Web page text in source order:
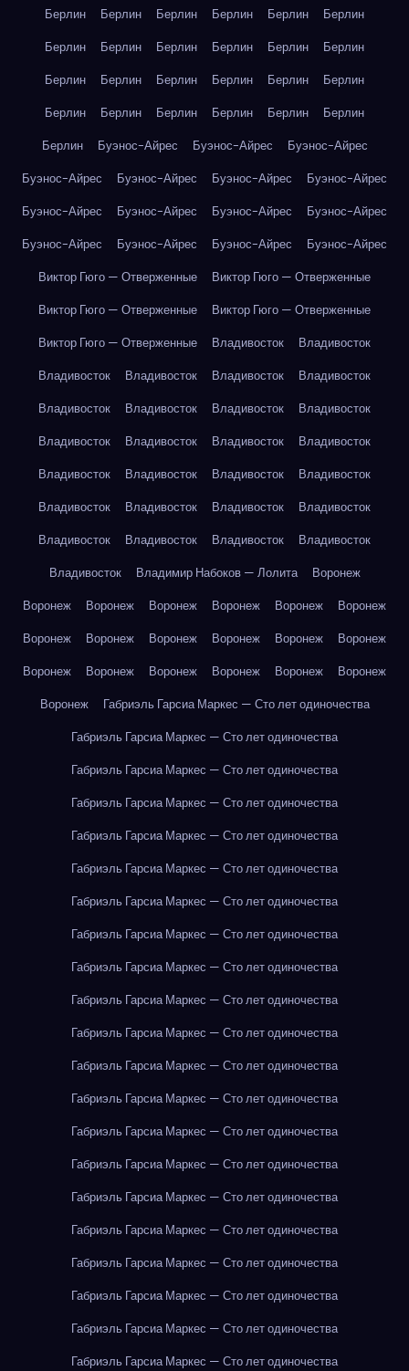
Берлин Берлин Берлин Берлин Берлин
Берлин
Берлин
Берлин Берлин Берлин Берлин
Берлин
Берлин
Берлин Берлин Берлин Берлин
Берлин
Берлин
Берлин Берлин Берлин Берлин
Берлин
Берлин
Буэнос-Айрес Буэнос-Айрес
Буэнос-Айрес
Буэнос-Айрес
Буэнос-Айрес Буэнос-Айрес
Буэнос-Айрес
Буэнос-Айрес
Буэнос-Айрес Буэнос-Айрес
Буэнос-Айрес
Буэнос-Айрес
Буэнос-Айрес Буэнос-Айрес
Буэнос-Айрес
Виктор Гюго — Отверженные
Виктор Гюго — Отверженные
Виктор Гюго — Отверженные
Виктор Гюго — Отверженные
Виктор Гюго — Отверженные
Владивосток
Владивосток
Владивосток
Владивосток Владивосток
Владивосток
Владивосток
Владивосток Владивосток
Владивосток
Владивосток
Владивосток Владивосток
Владивосток
Владивосток
Владивосток Владивосток
Владивосток
Владивосток
Владивосток Владивосток
Владивосток
Владивосток
Владивосток Владивосток
Владивосток
Владивосток
Владимир Набоков — Лолита
Воронеж
Воронеж
Воронеж Воронеж Воронеж Воронеж
Воронеж
Воронеж
Воронеж Воронеж Воронеж Воронеж
Воронеж
Воронеж
Воронеж Воронеж Воронеж Воронеж
Воронеж
Воронеж
Габриэль Гарсиа Маркес — Сто лет одиночества
Габриэль Гарсиа Маркес — Сто лет одиночества
Габриэль Гарсиа Маркес — Сто лет одиночества
Габриэль Гарсиа Маркес — Сто лет одиночества
Габриэль Гарсиа Маркес — Сто лет одиночества
Габриэль Гарсиа Маркес — Сто лет одиночества
Габриэль Гарсиа Маркес — Сто лет одиночества
Габриэль Гарсиа Маркес — Сто лет одиночества
Габриэль Гарсиа Маркес — Сто лет одиночества
Габриэль Гарсиа Маркес — Сто лет одиночества
Габриэль Гарсиа Маркес — Сто лет одиночества
Габриэль Гарсиа Маркес — Сто лет одиночества
Габриэль Гарсиа Маркес — Сто лет одиночества
Габриэль Гарсиа Маркес — Сто лет одиночества
Габриэль Гарсиа Маркес — Сто лет одиночества
Габриэль Гарсиа Маркес — Сто лет одиночества
Габриэль Гарсиа Маркес — Сто лет одиночества
Габриэль Гарсиа Маркес — Сто лет одиночества
Габриэль Гарсиа Маркес — Сто лет одиночества
Габриэль Гарсиа Маркес — Сто лет одиночества
Габриэль Гарсиа Маркес — Сто лет одиночества